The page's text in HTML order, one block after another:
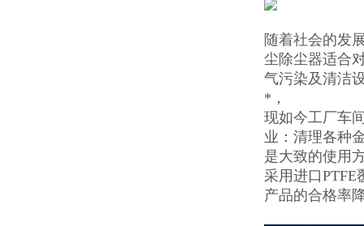
随着社会的发
尘除尘器适合
气污染及清洁
*，
现如今工厂车
业：清理各种
是大致的使用
采用进口PTFE
产品的合格率